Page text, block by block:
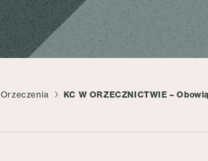
Orzeczenia KC W ORZECZNICTWIE –